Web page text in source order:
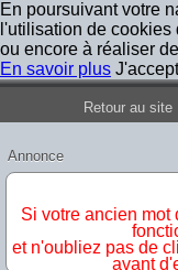
En poursuivant votre
l'utilisation de
ou encore à réaliser
En savoir plus
Forum
Retour au site
Annonce
Si votre ancien mot
et n'oubliez pas de
avant